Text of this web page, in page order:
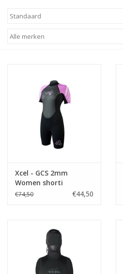
Accessories
Sale
Xcel - GCS 2mm
Women shorti
€74,50 €44,50